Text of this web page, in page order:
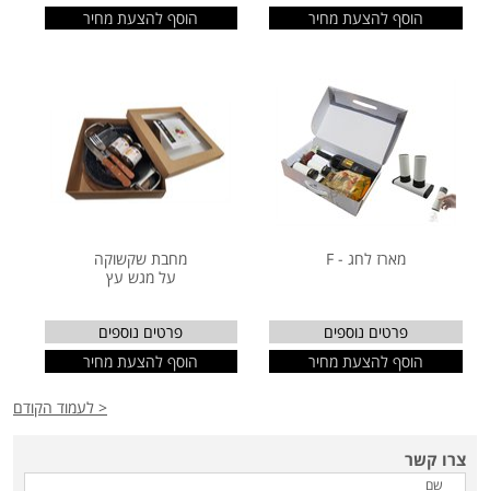
הוסף להצעת מחיר
הוסף להצעת מחיר
מארז לחג - F
פרטים נוספים
הוסף להצעת מחיר
מחבת שקשוקה
על מגש עץ
פרטים נוספים
הוסף להצעת מחיר
< לעמוד הקודם
צרו קשר